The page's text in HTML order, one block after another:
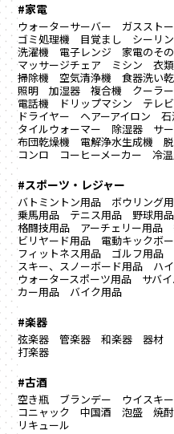
#家電
ウォーターサーバー ガススト
ゴミ処理機
目覚まし シーリ
洗濯機
電子レンジ 家電のそ
マッサージチェア
ミシン 衣
掃除機
空気清浄機 食器洗い
照明
加湿器 複合機 クーラー
電話機
ドリップマシン テレ
ドライヤー
ヘアーアイロン
タイルウォーマー
除湿器 サ
布団乾燥機
電解浄水生成機
コンロ
コーヒーメーカー 冷
#スポーツ・レジャー
バトミントン用品 ボウリング
乗馬用品
テニス用品 野球用品
格闘技用品
アーチェリー用品
ビリヤード用品
電動キックボ
フィットネス用品
ゴルフ用品
スキー、スノーボード用品
ハ
ウォータースポーツ用品
サバ
カー用品
バイク用品
#楽器
弦楽器 管楽器 和楽器 器材
打楽器
#古酒
空き瓶 ブランデー ウイスキー
コニャック
中国酒 泡盛 焼酎
リキュール